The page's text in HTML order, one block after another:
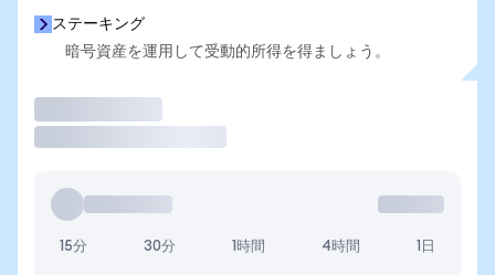
ステーキング
暗号資産を運用して受動的所得を得ましょう。
15分 30分 1時間 4時間 1日